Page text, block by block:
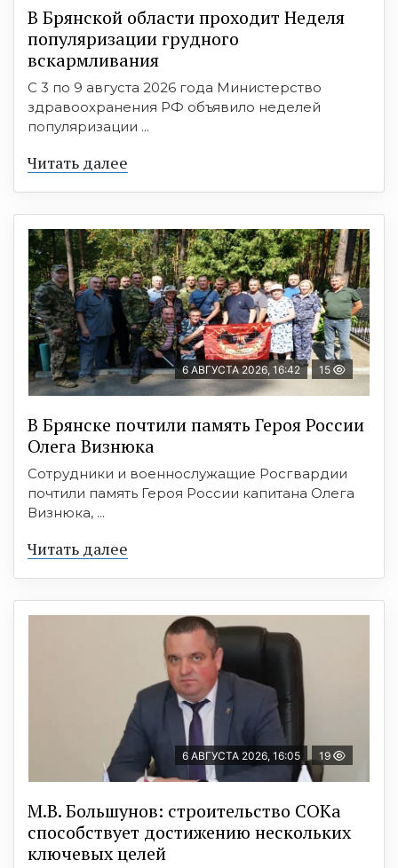
В Брянской области проходит Неделя
популяризации грудного
вскармливания
С 3 по 9 августа 2026 года Министерство
здравоохранения РФ объявило неделей
популяризации ...
Читать далее
6 АВГУСТА 2026, 16:42 15
В Брянске почтили память Героя России
Олега Визнюка
Сотрудники и военнослужащие Росгвардии
почтили память Героя России капитана Олега
Визнюка, ...
Читать далее
6 АВГУСТА 2026, 16:05 19
М.В. Большунов: строительство СОКа
способствует достижению нескольких
ключевых целей